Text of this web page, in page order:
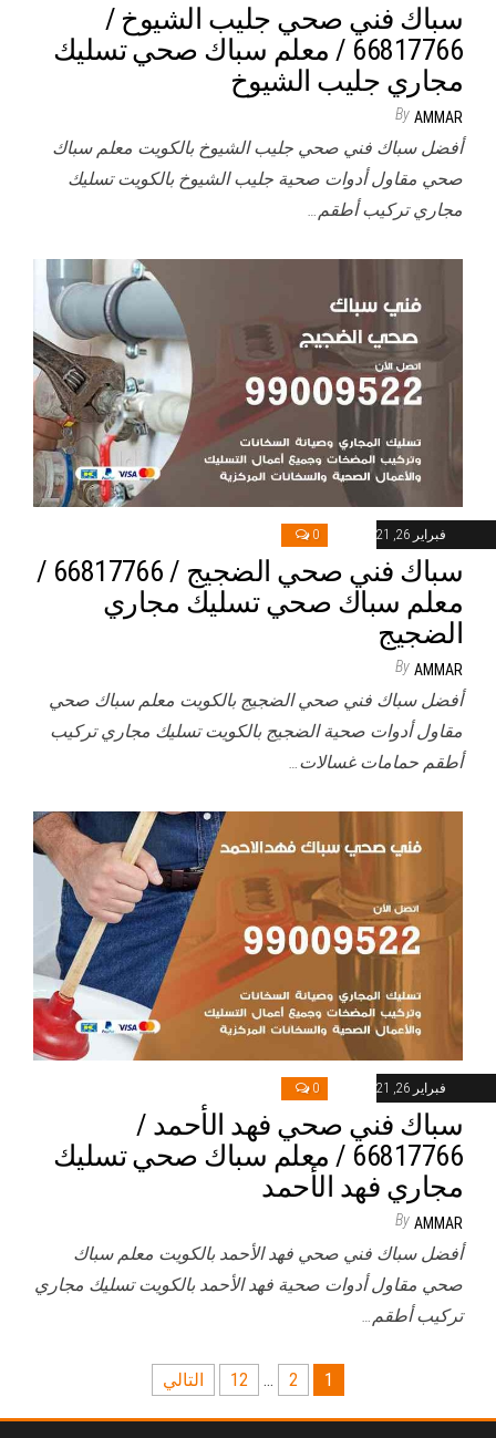
سباك فني صحي جليب الشيوخ /
66817766 / معلم سباك صحي تسليك
مجاري جليب الشيوخ
By AMMAR
أفضل سباك فني صحي جليب الشيوخ بالكويت معلم سباك
صحي مقاول أدوات صحية جليب الشيوخ بالكويت تسليك
مجاري تركيب أطقم…
فبراير 26, 2021 0
سباك فني صحي الضجيج / 66817766 /
معلم سباك صحي تسليك مجاري
الضجيج
By AMMAR
أفضل سباك فني صحي الضجيج بالكويت معلم سباك صحي
مقاول أدوات صحية الضجيج بالكويت تسليك مجاري تركيب
أطقم حمامات غسالات…
فبراير 26, 2021 0
سباك فني صحي فهد الأحمد /
66817766 / معلم سباك صحي تسليك
مجاري فهد الأحمد
By AMMAR
أفضل سباك فني صحي فهد الأحمد بالكويت معلم سباك
صحي مقاول أدوات صحية فهد الأحمد بالكويت تسليك مجاري
تركيب أطقم…
صفحات
1
2
…
12 التالي